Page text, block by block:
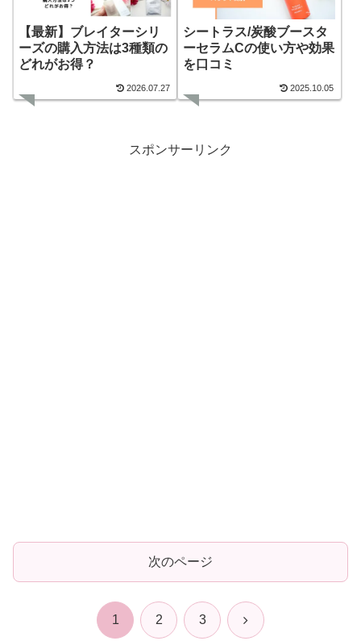
【最新】ブレイターシリ
ーズの購入方法は3種類の
どれがお得？
2026.07.27
シートラス/炭酸ブースタ
ーセラムCの使い方や効果
を口コミ
2025.10.05
スポンサーリンク
次のページ
1 2 3 次